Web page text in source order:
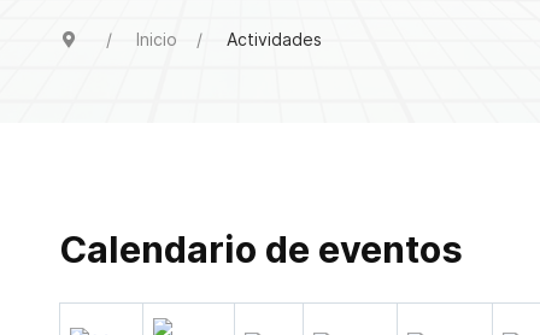
Inicio Actividades
Calendario de eventos